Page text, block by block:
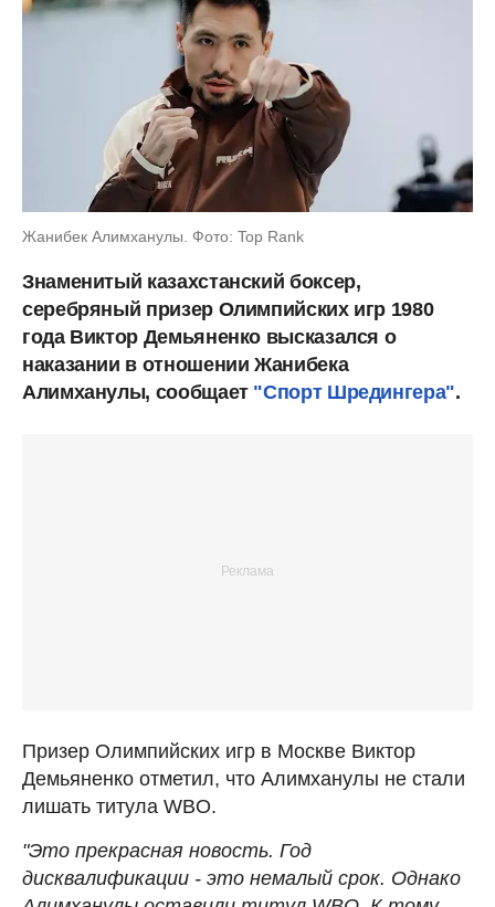
Жанибек Алимханулы. Фото: Top Rank
Знаменитый казахстанский боксер,
серебряный призер Олимпийских игр 1980
года Виктор Демьяненко высказался о
наказании в отношении Жанибека
Алимханулы, сообщает "Спорт Шредингера".
Призер Олимпийских игр в Москве Виктор
Демьяненко отметил, что Алимханулы не стали
лишать титула WBO.
"Это прекрасная новость. Год
дисквалификации - это немалый срок. Однако